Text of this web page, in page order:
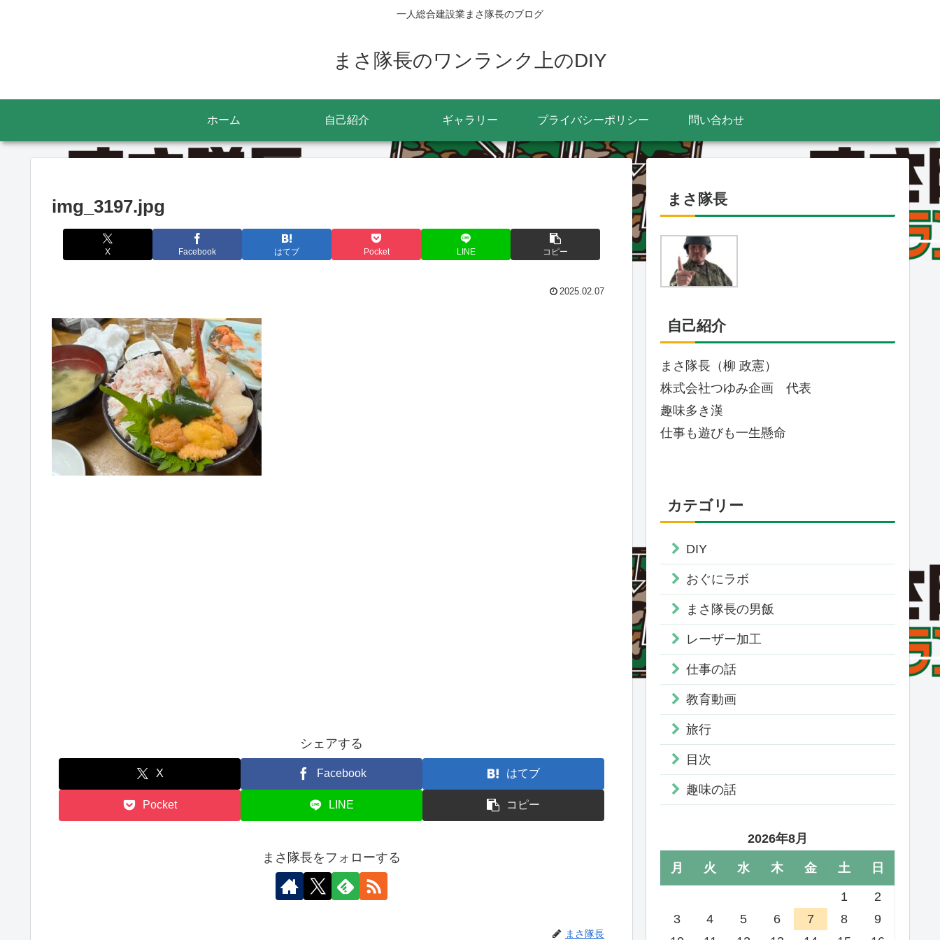
一人総合建設業まさ隊長のブログ
まさ隊長のワンランク上のDIY
ホーム 自己紹介 ギャラリー プライバシーポリシー 問い合わせ
img_3197.jpg
X Facebook はてブ Pocket LINE コピー
2025.02.07
シェアする
X Facebook はてブ
Pocket LINE コピー
まさ隊長をフォローする
まさ隊長
まさ隊長
自己紹介
まさ隊長（柳 政憲）
株式会社つゆみ企画 代表
趣味多き漢
仕事も遊びも一生懸命
カテゴリー
DIY
おぐにラボ
まさ隊長の男飯
レーザー加工
仕事の話
教育動画
旅行
目次
趣味の話
2026年8月
月 火 水 木 金 土 日
1
2
3
4 5 6 7 8
9